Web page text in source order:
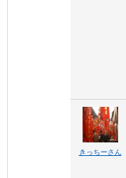
きっちーさん